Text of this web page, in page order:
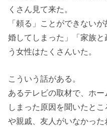
くさん見て来た。
「頼る」ことができない
婚してしまった」「家族
う女性はたくさんいた。
こういう話がある。
あるテレビの取材で、ホ
しまった原因を聞いたと
や親戚、友人がいなかっ